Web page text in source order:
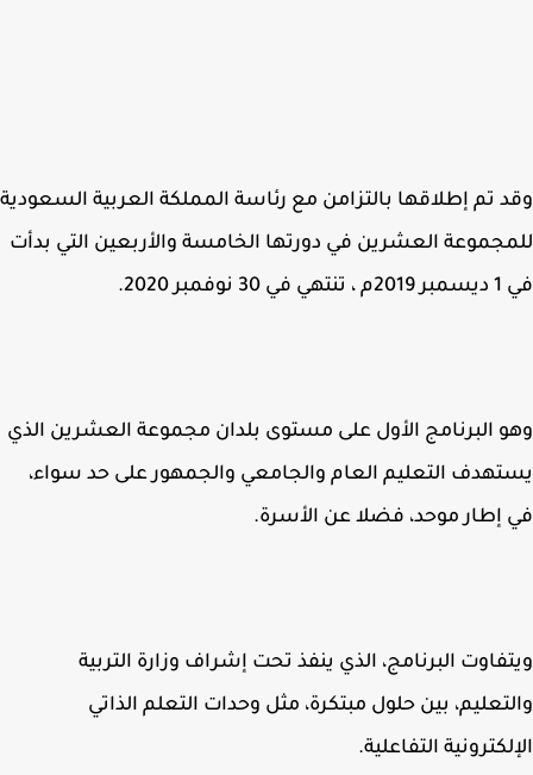
تم إطلاقها بالتزامن مع رئاسة المملكة العربية السعودية
العشرين في دورتها الخامسة والأربعين التي بدأت
2020.
البرنامج الأول على مستوى بلدان مجموعة العشرين الذي
التعليم العام والجامعي والجمهور على حد سواء،
إطار موحد، فضلا عن الأسرة.
البرنامج، الذي ينفذ تحت إشراف وزارة التربية
بين حلول مبتكرة، مثل وحدات التعلم الذاتي
التفاعلية.